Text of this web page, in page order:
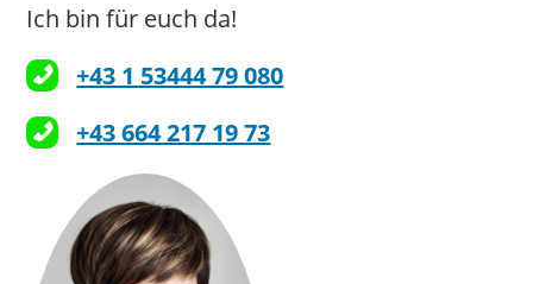
Ich bin für euch da!
+43 1 53444 79 080
+43 664 217 19 73